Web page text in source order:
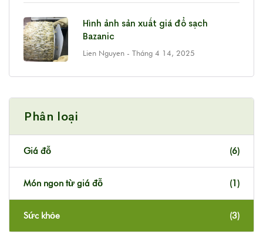
Hình ảnh sản xuất giá đổ sạch
Bazanic
Lien Nguyen - Tháng 4 14, 2025
Phân loại
Giá đỗ (6)
Món ngon từ giá đỗ (1)
Sức khỏe (3)